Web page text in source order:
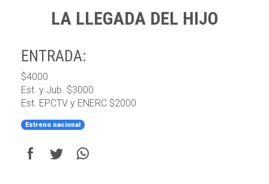
LA LLEGADA DEL HIJO
ENTRADA:
$4000
Est. y Jub. $3000
Est. EPCTV y ENERC $2000
Estreno nacional